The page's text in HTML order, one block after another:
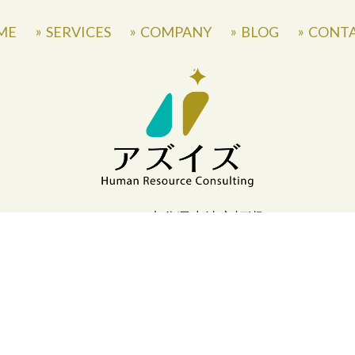
SERVICES COMPANY BLOG
〒871-0007 大分県中津市蛎瀬770